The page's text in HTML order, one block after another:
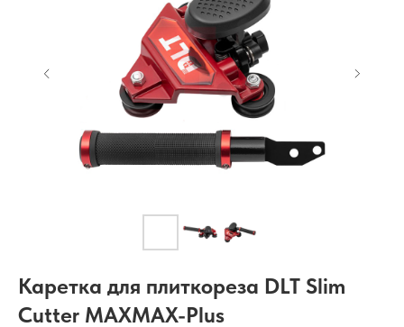
Каретка для плиткореза DLT Slim
Cutter MAXMAX-Plus